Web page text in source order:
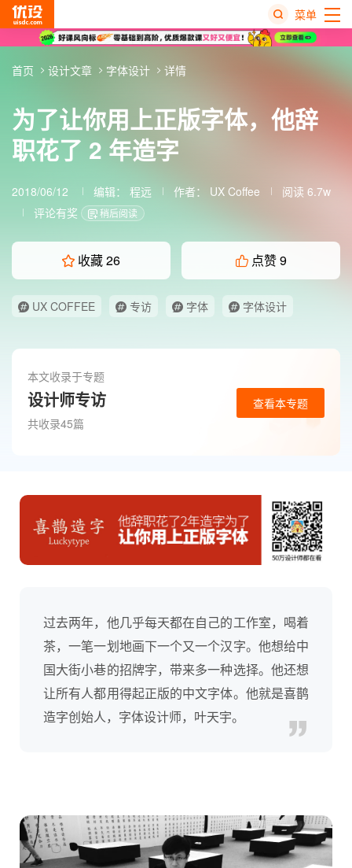
菜单
为了让你用上正版字体，他辞
职花了 2 年造字
2018/06/12 编辑： 程远 作者： UX Coffee
阅读 6.7w
评论有奖
稍后阅读
收藏26 点赞9
UX COFFEE 专访 字体
字体设计
本文收录于专题
设计师专访
共收录45篇
查看本专题
首页 设计文章 字体设计 详情
过去两年，他几乎每天都在自己的工作室，喝着
茶，一笔一划地画下一个又一个汉字。他想给中
国大街小巷的招牌字，带来多一种选择。他还想
让所有人都用得起正版的中文字体。他就是喜鹊
造字创始人， 字体设计师，叶天宇。